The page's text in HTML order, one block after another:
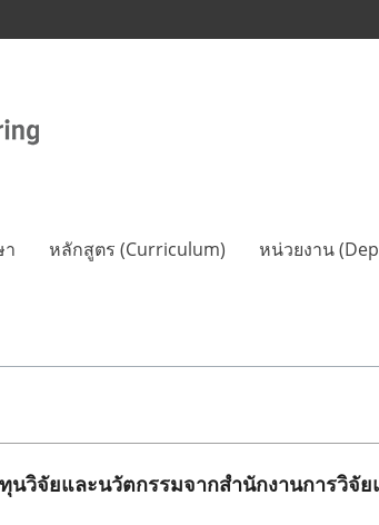
า หลักสูตร (Curriculum) หน่วยงาน
วิจัยและนวัตกรรมจากสำนักงานการวิจัย